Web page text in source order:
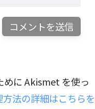
めに Akismet を使っ
法の詳細はこちらを